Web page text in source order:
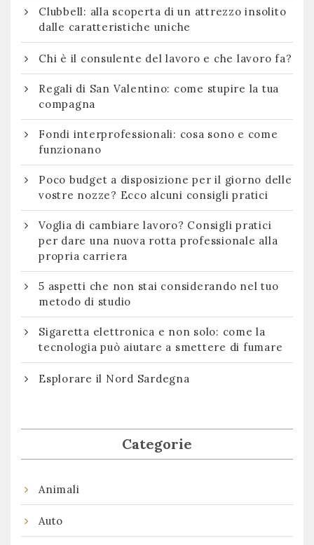
Clubbell: alla scoperta di un attrezzo insolito
dalle caratteristiche uniche
Chi è il consulente del lavoro e che lavoro fa?
Regali di San Valentino: come stupire la tua
compagna
Fondi interprofessionali: cosa sono e come
funzionano
Poco budget a disposizione per il giorno delle
vostre nozze? Ecco alcuni consigli pratici
Voglia di cambiare lavoro? Consigli pratici
per dare una nuova rotta professionale alla
propria carriera
5 aspetti che non stai considerando nel tuo
metodo di studio
Sigaretta elettronica e non solo: come la
tecnologia può aiutare a smettere di fumare
Esplorare il Nord Sardegna
Categorie
Animali
Auto